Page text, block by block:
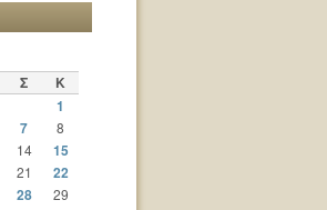
Σ
Κ
1
7
8
14 15
21
22
28 29